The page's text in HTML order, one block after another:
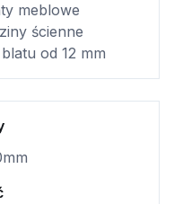
meblowe
ścienne
od 12 mm